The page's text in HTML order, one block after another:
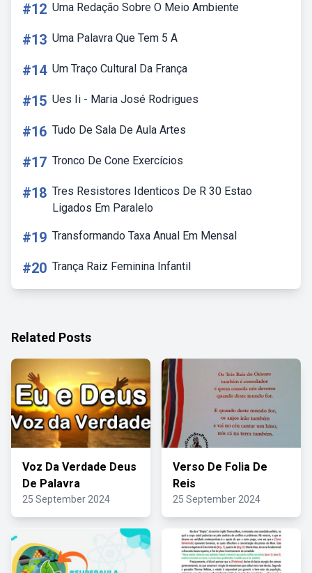
#12 Uma Redação Sobre O Meio Ambiente
#13 Uma Palavra Que Tem 5 A
#14 Um Traço Cultural Da França
#15 Ues Ii - Maria José Rodrigues
#16 Tudo De Sala De Aula Artes
#17 Tronco De Cone Exercícios
#18 Tres Resistores Identicos De R 30 Estao
Ligados Em Paralelo
#19 Transformando Taxa Anual Em Mensal
#20 Trança Raiz Feminina Infantil
Related Posts
Voz Da Verdade Deus
De Palavra
25 September 2024
Verso De Folia De
Reis
25 September 2024